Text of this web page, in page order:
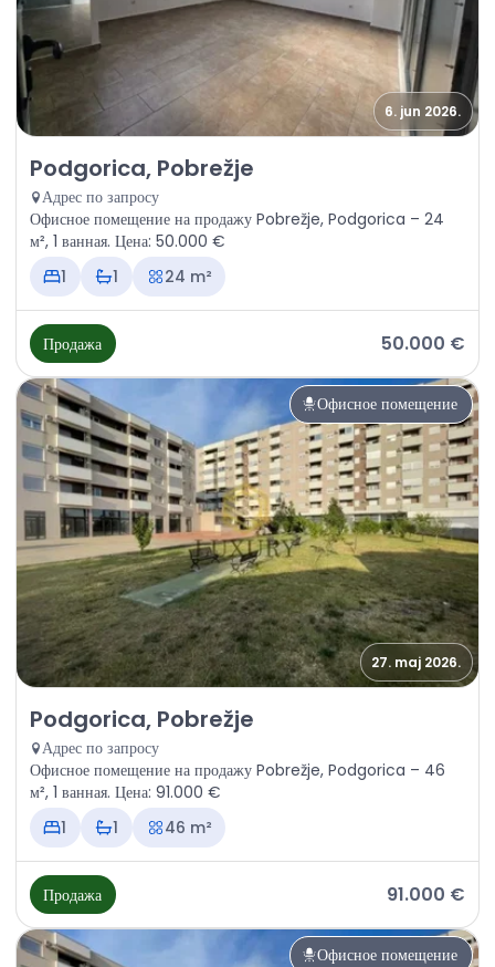
6. jun 2026.
Продажа - Офисное помещение Podgorica, Pobrežje
Podgorica, Pobrežje
Адрес по запросу
Офисное помещение на продажу Pobrežje, Podgorica – 24
м², 1 ванная. Цена: 50.000 €
1
1 24 m²
Продажа 50.000 €
Офисное помещение
27. maj 2026.
Продажа - Офисное помещение Podgorica, Pobrežje
Podgorica, Pobrežje
Адрес по запросу
Офисное помещение на продажу Pobrežje, Podgorica – 46
м², 1 ванная. Цена: 91.000 €
1
1 46 m²
Продажа 91.000 €
Офисное помещение